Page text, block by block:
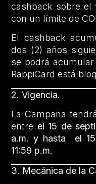
cashback sobre el
con un límite de
El cashback
dos (2) años
se podrá
RappiCard está
2. Vigencia.
La Campaña
entre el 15 de
a.m. y hasta el
11:59 p.m.
3. Mecánica de la